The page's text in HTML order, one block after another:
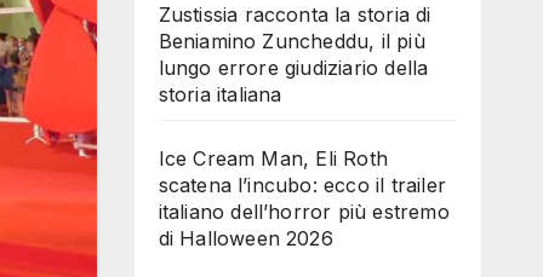
Zustissia racconta la storia di
Beniamino Zuncheddu, il più
lungo errore giudiziario della
storia italiana
Ice Cream Man, Eli Roth
scatena l’incubo: ecco il trailer
italiano dell’horror più estremo
di Halloween 2026